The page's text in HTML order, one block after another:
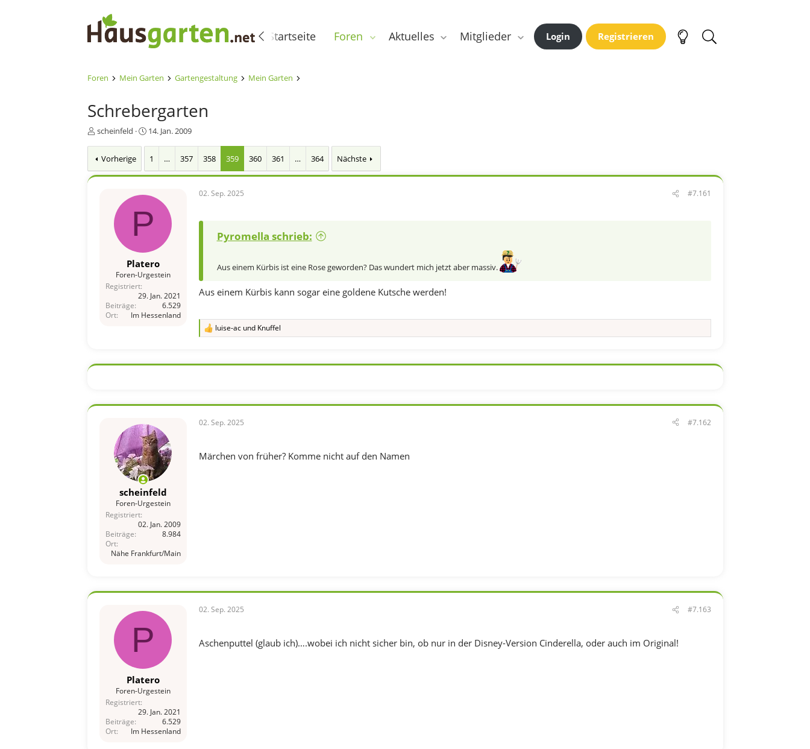
Startseite Foren Aktuelles Mitglieder Login Registrieren
Foren Mein Garten Gartengestaltung Mein Garten
Schrebergarten
E
t
e
scheinfeld
E
e
l
a
m
14. Jan. 2009
Vorherige 1 … 357 358 359 360 361 … 364 Nächste
P
Platero
Foren-Urgestein
Registriert
29. Jan. 2021
Beiträge
6.529
Ort
Im Hessenland
02. Sep. 2025 #7.161
Pyromella schrieb:
Aus einem Kürbis ist eine Rose geworden? Das wundert mich jetzt aber massiv.
Aus einem Kürbis kann sogar eine goldene Kutsche werden!
R
e
n
:
luise-acund Knuffel
scheinfeld
Foren-Urgestein
Registriert
02. Jan. 2009
Beiträge
8.984
Ort
Nähe Frankfurt/Main
02. Sep. 2025 #7.162
Märchen von früher? Komme nicht auf den Namen
P
Platero
Foren-Urgestein
Registriert
29. Jan. 2021
Beiträge
6.529
Ort
Im Hessenland
02. Sep. 2025 #7.163
Aschenputtel (glaub ich)….wobei ich nicht sicher bin, ob nur in der Disney-Version Cinderella, oder auch im Original!